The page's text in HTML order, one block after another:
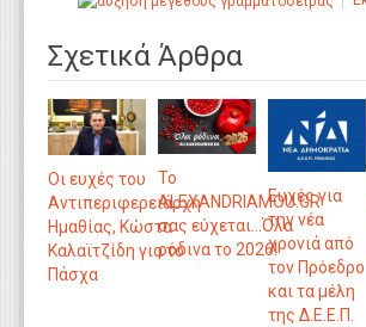
Σχετικά Άρθρα
Οι ευχές του
Αντιπεριφερειάρχη
Ημαθίας, Κώστα
Καλαϊτζίδη για το
Πάσχα
Το
ALEXANDRIAMOU.GR
σας εύχεται...Όλα
ρόδινα το 2026!
Ευχές για
την νέα
χρονιά από
τον Πρόεδρο
και τα μέλη
της Δ.Ε.Ε.Π.